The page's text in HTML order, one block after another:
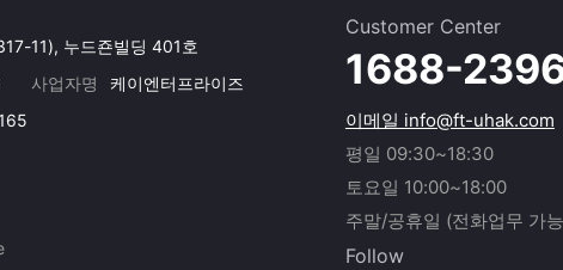
11), 누드죤빌딩 401호
사업자명
케이엔터프라이즈
Customer Center
1688-
이메일 info@ft-uhak.com
평일 09:30~18:30
토요일 10:00~18:00
주말/공휴일 (전화업무 가
Follow